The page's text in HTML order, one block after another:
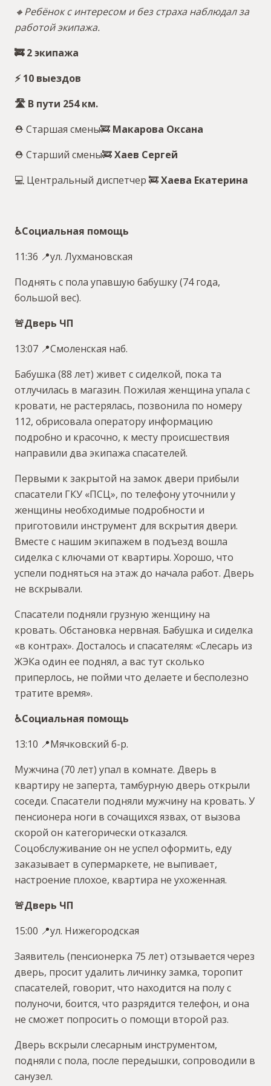
🔸Ребёнок с интересом и без страха наблюдал за
работой экипажа.
🚒 2 экипажа
⚡️ 10 выездов
🛣 В пути 254 км.
⛑ Старшая смены🚒 Макарова Оксана
⛑ Старший смены🚒Хаев Сергей
💻 Центральный диспетчер 🚒Хаева Екатерина
♿️Социальная помощь
11:36 📍ул. Лухмановская
Поднять с пола упавшую бабушку (74 года,
большой вес).
🚨Дверь ЧП
13:07 📍Смоленская наб.
Бабушка (88 лет) живет с сиделкой, пока та
отлучилась в магазин. Пожилая женщина упала с
кровати, не растерялась, позвонила по номеру
112, обрисовала оператору информацию
подробно и красочно, к месту происшествия
направили два экипажа спасателей.
Первыми к закрытой на замок двери прибыли
спасатели ГКУ «ПСЦ», по телефону уточнили у
женщины необходимые подробности и
приготовили инструмент для вскрытия двери.
Вместе с нашим экипажем в подъезд вошла
сиделка с ключами от квартиры. Хорошо, что
успели подняться на этаж до начала работ. Дверь
не вскрывали.
Спасатели подняли грузную женщину на
кровать. Обстановка нервная. Бабушка и сиделка
«в контрах». Досталось и спасателям: «Слесарь из
ЖЭКа один ее поднял, а вас тут сколько
приперлось, не пойми что делаете и бесполезно
тратите время».
♿️Социальная помощь
13:10 📍Мячковский б-р.
Мужчина (70 лет) упал в комнате. Дверь в
квартиру не заперта, тамбурную дверь открыли
соседи. Спасатели подняли мужчину на кровать. У
пенсионера ноги в сочащихся язвах, от вызова
скорой он категорически отказался.
Соцобслуживание он не успел оформить, еду
заказывает в супермаркете, не выпивает,
настроение плохое, квартира не ухоженная.
🚨Дверь ЧП
15:00 📍ул. Нижегородская
Заявитель (пенсионерка 75 лет) отзывается через
дверь, просит удалить личинку замка, торопит
спасателей, говорит, что находится на полу с
полуночи, боится, что разрядится телефон, и она
не сможет попросить о помощи второй раз.
Дверь вскрыли слесарным инструментом,
подняли с пола, после передышки, сопроводили в
санузел.